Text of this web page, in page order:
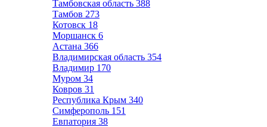
Тамбовская область 388
Тамбов 273
Котовск 18
Моршанск 6
Астана 366
Владимирская область 354
Владимир 170
Муром 34
Ковров 31
Республика Крым 340
Симферополь 151
Евпатория 38